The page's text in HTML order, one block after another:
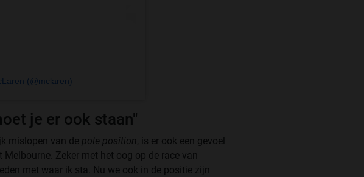
(@mclaren)
je er ook staan"
mislopen van de pole position, is er ook een gevoel
Zeker met het oog op de race van
met waar ik sta. Nu we ook in de positie zijn